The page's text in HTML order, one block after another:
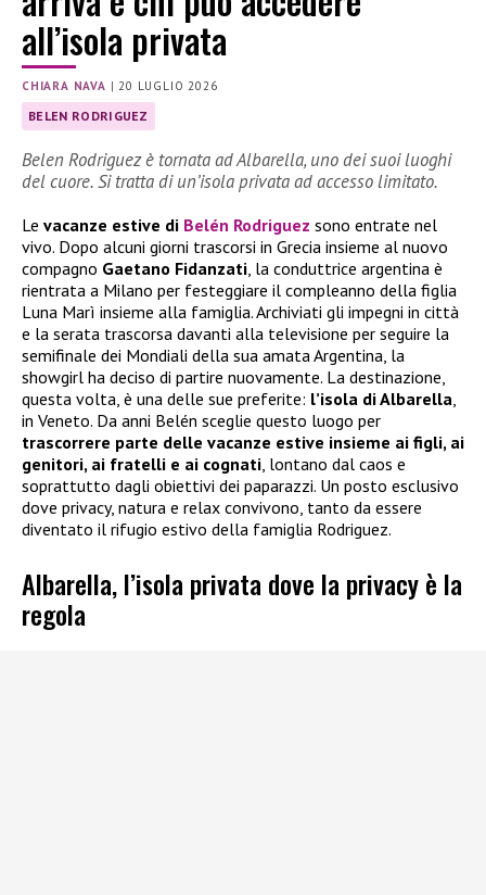
all’isola privata
CHIARA NAVA | 20 LUGLIO 2026
BELEN RODRIGUEZ
Belen Rodriguez è tornata ad Albarella, uno dei suoi luoghi
del cuore. Si tratta di un’isola privata ad accesso limitato.
Le vacanze estive di Belén Rodriguez sono entrate nel
vivo. Dopo alcuni giorni trascorsi in Grecia insieme al nuovo
compagno Gaetano Fidanzati , la conduttrice argentina è
rientrata a Milano per festeggiare il compleanno della figlia
Luna Marì insieme alla famiglia. Archiviati gli impegni in città
e la serata trascorsa davanti alla televisione per seguire la
semifinale dei Mondiali della sua amata Argentina, la
showgirl ha deciso di partire nuovamente. La destinazione,
questa volta, è una delle sue preferite: l’isola di Albarella
in Veneto. Da anni Belén sceglie questo luogo per
trascorrere parte delle vacanze estive insieme ai figli, ai
genitori, ai fratelli e ai cognati , lontano dal caos e
soprattutto dagli obiettivi dei paparazzi. Un posto esclusivo
dove privacy, natura e relax convivono, tanto da essere
diventato il rifugio estivo della famiglia Rodriguez.
Albarella, l’isola privata dove la privacy è la
regola